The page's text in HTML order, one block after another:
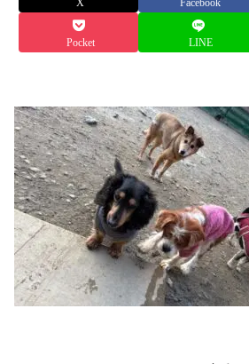
X Facebook
Pocket LINE